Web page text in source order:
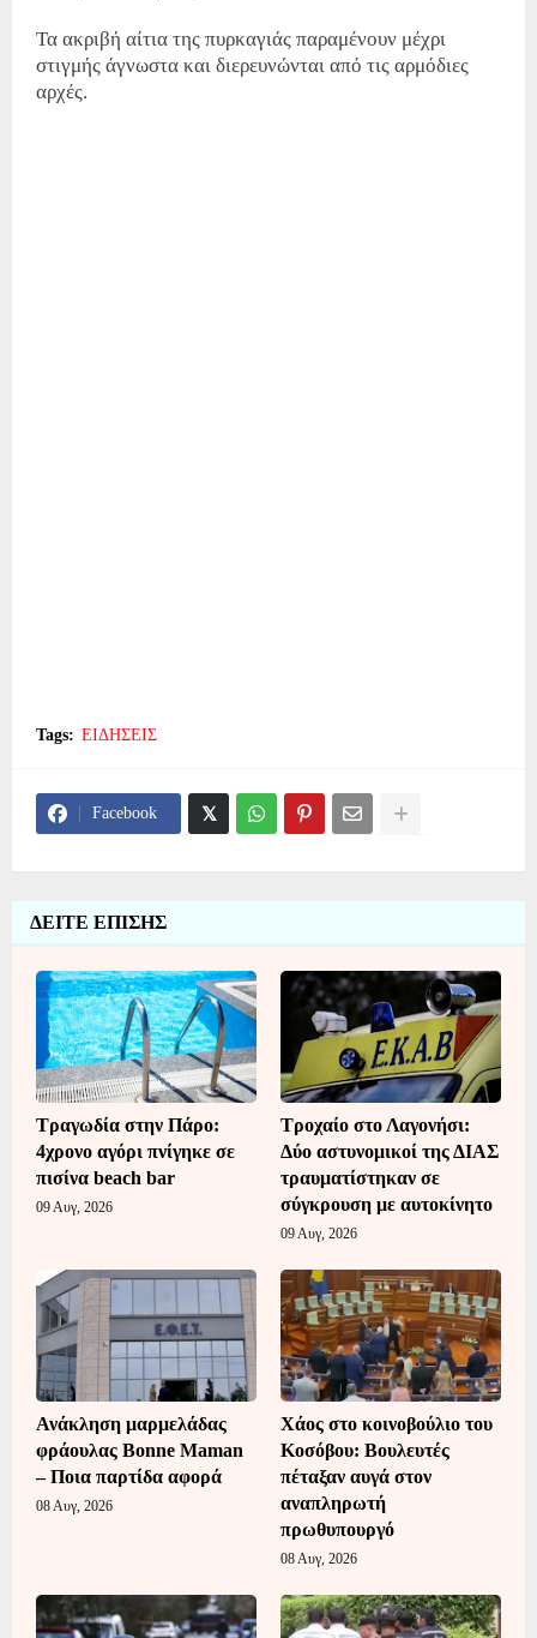
Τα ακριβή αίτια της πυρκαγιάς παραμένουν μέχρι
στιγμής άγνωστα και διερευνώνται από τις αρμόδιες
αρχές.
Tags: ΕΙΔΗΣΕΙΣ
Facebook
ΔΕΙΤΕ ΕΠΙΣΗΣ
Τραγωδία στην Πάρο:
4χρονο αγόρι πνίγηκε σε
πισίνα beach bar
09 Αυγ, 2026
Τροχαίο στο Λαγονήσι:
Δύο αστυνομικοί της ΔΙΑΣ
τραυματίστηκαν σε
σύγκρουση με αυτοκίνητο
09 Αυγ, 2026
Ανάκληση μαρμελάδας
φράουλας Bonne Maman
– Ποια παρτίδα αφορά
08 Αυγ, 2026
Χάος στο κοινοβούλιο του
Κοσόβου: Βουλευτές
πέταξαν αυγά στον
αναπληρωτή
πρωθυπουργό
08 Αυγ, 2026